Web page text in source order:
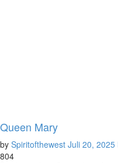
Queen Mary
by Spiritofthewest Juli 20, 2025
804